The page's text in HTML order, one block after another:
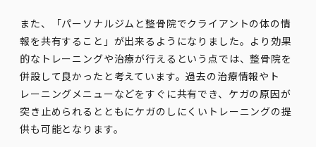
また、「パーソナルジムと整骨院でクライアントの体の情
報を共有すること」が出来るようになりました。より効果
的なトレーニングや治療が行えるという点では、整骨院を
併設して良かったと考えています。過去の治療情報やト
レーニングメニューなどをすぐに共有でき、ケガの原因が
突き止められるとともにケガのしにくいトレーニングの提
供も可能となります。